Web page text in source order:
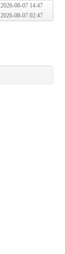
2026-08-07 14:47
2026-08-07 02:47